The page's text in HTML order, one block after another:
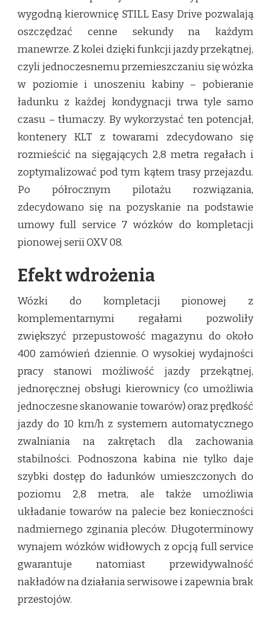
wygodną kierownicę STILL Easy Drive pozwalają
oszczędzać cenne sekundy na każdym
manewrze. Z kolei dzięki funkcji jazdy przekątnej,
czyli jednoczesnemu przemieszczaniu się wózka
w poziomie i unoszeniu kabiny – pobieranie
ładunku z każdej kondygnacji trwa tyle samo
czasu – tłumaczy. By wykorzystać ten potencjał,
kontenery KLT z towarami zdecydowano się
rozmieścić na sięgających 2,8 metra regałach i
zoptymalizować pod tym kątem trasy przejazdu.
Po półrocznym pilotażu rozwiązania,
zdecydowano się na pozyskanie na podstawie
umowy full service 7 wózków do kompletacji
pionowej serii OXV 08.
Efekt wdrożenia
Wózki do kompletacji pionowej z
komplementarnymi regałami pozwoliły
zwiększyć przepustowość magazynu do około
400 zamówień dziennie. O wysokiej wydajności
pracy stanowi możliwość jazdy przekątnej,
jednoręcznej obsługi kierownicy (co umożliwia
jednoczesne skanowanie towarów) oraz prędkość
jazdy do 10 km/h z systemem automatycznego
zwalniania na zakrętach dla zachowania
stabilności. Podnoszona kabina nie tylko daje
szybki dostęp do ładunków umieszczonych do
poziomu 2,8 metra, ale także umożliwia
układanie towarów na palecie bez konieczności
nadmiernego zginania pleców. Długoterminowy
wynajem wózków widłowych z opcją full service
gwarantuje natomiast przewidywalność
nakładów na działania serwisowe i zapewnia brak
przestojów.